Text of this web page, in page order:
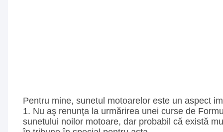
Pentru mine, sunetul motoarelor este un aspect
1. Nu aş renunţa la urmărirea unei curse de
sunetului noilor motoare, dar probabil că există